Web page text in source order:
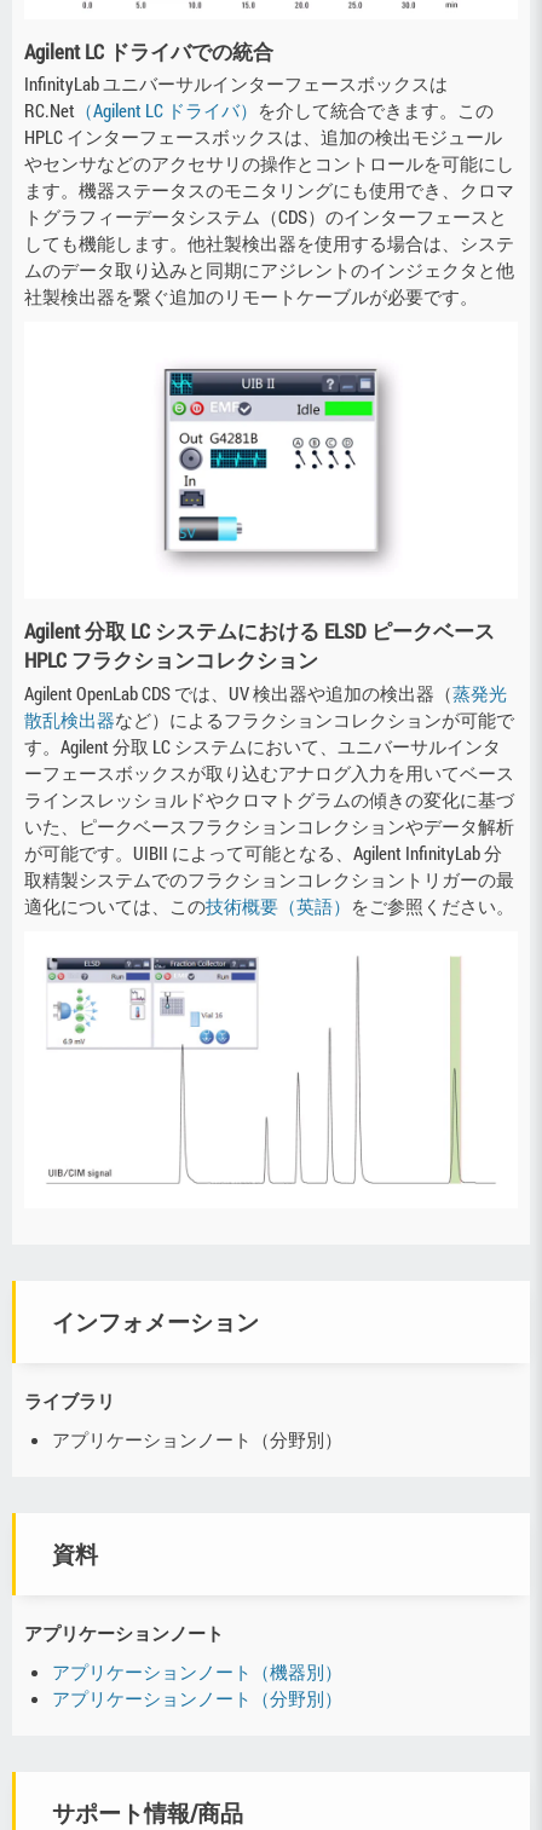
Agilent LC ドライバでの統合
InfinityLab ユニバーサルインターフェースボックスは
RC.Net （Agilent LC ドライバ） を介して統合できます。この
HPLC インターフェースボックスは、追加の検出モジュール
やセンサなどのアクセサリの操作とコントロールを可能にし
ます。機器ステータスのモニタリングにも使用でき、クロマ
トグラフィーデータシステム（CDS）のインターフェースと
しても機能します。他社製検出器を使用する場合は、システ
ムのデータ取り込みと同期にアジレントのインジェクタと他
社製検出器を繋ぐ追加のリモートケーブルが必要です。
Agilent 分取 LC システムにおける ELSD ピークベース
HPLC フラクションコレクション
Agilent OpenLab CDS では、UV 検出器や追加の検出器（蒸発光
散乱検出器など）によるフラクションコレクションが可能で
す。Agilent 分取 LC システムにおいて、ユニバーサルインタ
ーフェースボックスが取り込むアナログ入力を用いてベース
ラインスレッショルドやクロマトグラムの傾きの変化に基づ
いた、ピークベースフラクションコレクションやデータ解析
が可能です。UIBII によって可能となる、Agilent InfinityLab 分
取精製システムでのフラクションコレクショントリガーの最
適化については、この技術概要（英語） をご参照ください。
インフォメーション
ライブラリ
アプリケーションノート（分野別）
資料
アプリケーションノート
アプリケーションノート（機器別）
アプリケーションノート（分野別）
サポート情報/商品